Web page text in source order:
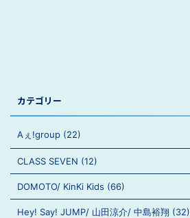
カテゴリー
Aぇ!group (22)
CLASS SEVEN (12)
DOMOTO/ KinKi Kids (66)
Hey! Say! JUMP/ 山田涼介/ 中島裕翔 (32)